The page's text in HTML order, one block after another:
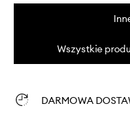
Wszystkie
DARMOWA